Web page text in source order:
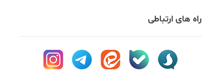
راه های ارتباطی